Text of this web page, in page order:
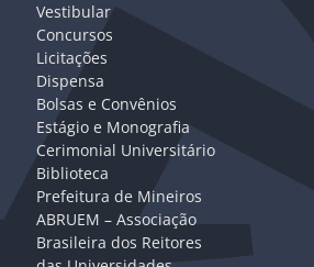
Vestibular
Concursos
Licitações
Dispensa
Bolsas e Convênios
Estágio e Monografia
Cerimonial Universitário
Biblioteca
Prefeitura de Mineiros
ABRUEM – Associação
Brasileira dos Reitores